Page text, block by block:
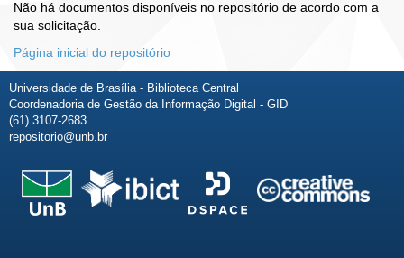
Não há documentos disponíveis no repositório de acordo com a
sua solicitação.
Página inicial do repositório
Universidade de Brasília - Biblioteca Central
Coordenadoria de Gestão da Informação Digital - GID
(61) 3107-2683
repositorio@unb.br